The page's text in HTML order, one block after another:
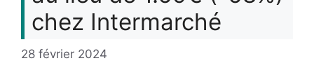
chez Intermarché
28 février 2024